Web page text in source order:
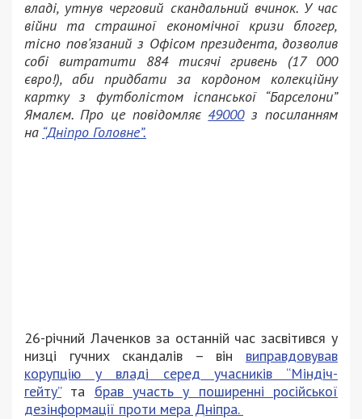
владі, утнув черговий скандальний вчинок. У час
війни та страшної економічної кризи блогер,
тісно повʼязаний з Офісом президента, дозволив
собі витратити 884 тисячі гривень (17 000
євро!), аби придбати за кордоном колекційну
картку з футболістом іспанської “Барселони”
Ямалєм. Про це повідомляє49000з посиланням
на “Дніпро Головне”.
26-річний Лаченков за останній час засвітився у
низці гучних скандалів – він виправдовував
корупцію у владі серед учасників “Міндіч-
гейту”та брав участь у поширенні російської
дезінформації проти мера Дніпра.